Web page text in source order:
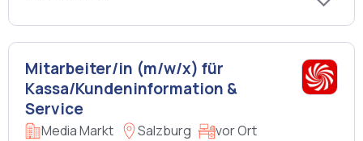
Mitarbeiter/in (m/w/x) für
Kassa/Kundeninformation &
Service
Media Markt Salzburg
vor Ort